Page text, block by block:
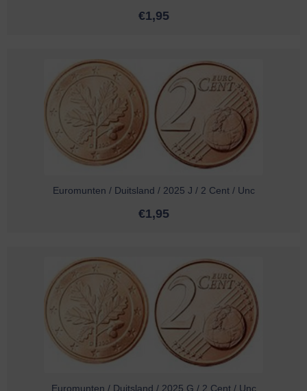
€1,95
Euromunten / Duitsland / 2025 J / 2 Cent / Unc
€1,95
Euromunten / Duitsland / 2025 G / 2 Cent / Unc